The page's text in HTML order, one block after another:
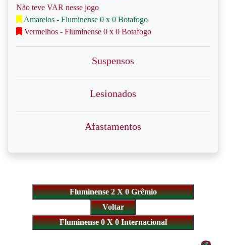
Não teve VAR nesse jogo
Amarelos - Fluminense 0 x 0 Botafogo
Vermelhos - Fluminense 0 x 0 Botafogo
Suspensos
Lesionados
Afastamentos